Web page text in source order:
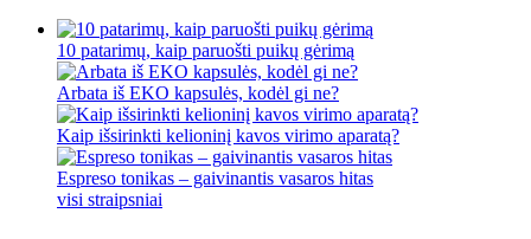
10 patarimų, kaip paruošti puikų gėrimą
Arbata iš EKO kapsulės, kodėl gi ne?
Kaip išsirinkti kelioninį kavos virimo aparatą?
Espreso tonikas – gaivinantis vasaros hitas
visi straipsniai